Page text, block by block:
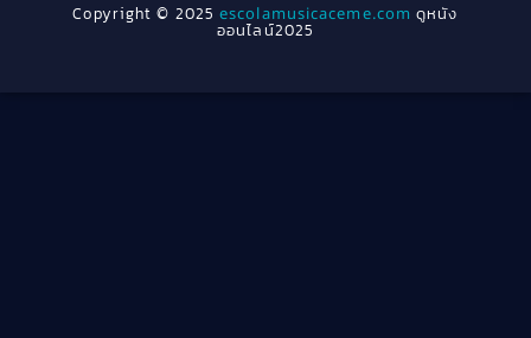
Cult Film(4)
1940
Copyright © 2025escolamusicaceme.com ดูหนัง
ออนไลน์2025